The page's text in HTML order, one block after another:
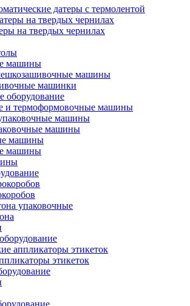
датеры с термолентой
на твердых чернилах
на твердых чернилах
машины
машины
машинки
оборудование
и термоформовочные машины
машины
машины
машины
машины
упаковочные
аппликаторы этикеток
этикеток